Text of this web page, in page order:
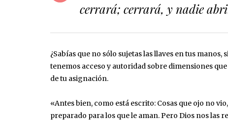
cerrará; cerrará, y nadie
¿Sabías que no sólo sujetas las llaves en tus
tenemos acceso y autoridad sobre dimensiones
de tu asignación.
«Antes bien, como está escrito: Cosas que ojo no
preparado para los que le aman. Pero Dios nos las